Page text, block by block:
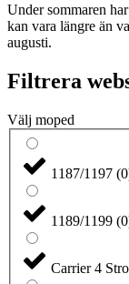
Under sommaren
kan vara längre än
augusti.
Filtrera
Välj moped
1187/1197 (0
1189/1199 (0
Carrier 4